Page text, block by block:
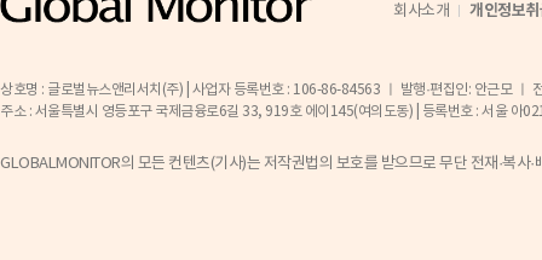
회사소개 개인정보
상호명 : 글로벌뉴스앤리서치(주) | 사업자 등록번호 : 106-86-84563 ㅣ 발행·편집인: 안근모 ㅣ
주소 : 서울특별시 영등포구 국제금융로6길 33, 919호 에이145(여의도동) | 등록번호 : 서울
GLOBALMONITOR의 모든 컨텐츠(기사)는 저작권법의 보호를 받으므로 무단 전재·복사·